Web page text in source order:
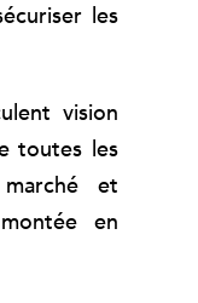
les
vision
toutes les
et
en